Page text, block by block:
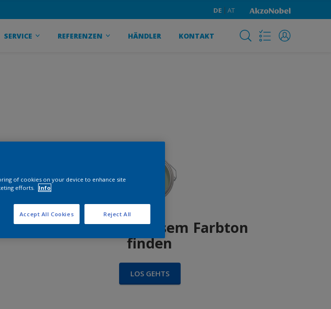
DE AT
SERVICE REFERENZEN HÄNDLER KONTAKT
Produkte in diesem Farbton
finden
LOS GEHTS
of cookies on your device to enhance site
efforts.
Info
Reject All
Accept All Cookies